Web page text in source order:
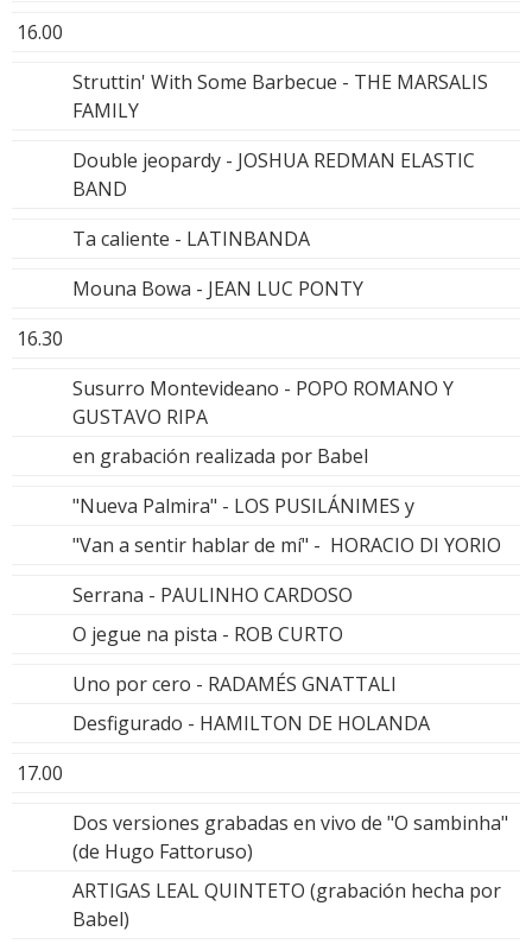
16.00
Struttin' With Some Barbecue - THE MARSALIS
FAMILY
Double jeopardy - JOSHUA REDMAN ELASTIC
BAND
Ta caliente - LATINBANDA
Mouna Bowa - JEAN LUC PONTY
16.30
Susurro Montevideano - POPO ROMANO Y
GUSTAVO RIPA
en grabación realizada por Babel
"Nueva Palmira" - LOS PUSILÁNIMES y
"Van a sentir hablar de mí" - HORACIO DI YORIO
Serrana - PAULINHO CARDOSO
O jegue na pista - ROB CURTO
Uno por cero - RADAMÉS GNATTALI
Desfigurado - HAMILTON DE HOLANDA
17.00
Dos versiones grabadas en vivo de "O sambinha"
(de Hugo Fattoruso)
ARTIGAS LEAL QUINTETO (grabación hecha por
Babel)